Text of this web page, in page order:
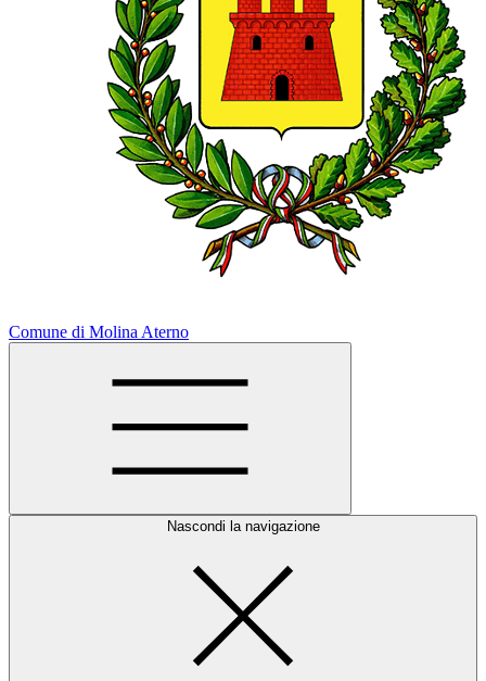
Comune di Molina Aterno
Nascondi la navigazione